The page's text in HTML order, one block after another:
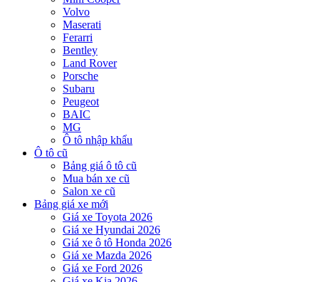
Volvo
Maserati
Ferarri
Bentley
Land Rover
Porsche
Subaru
Peugeot
BAIC
MG
Ô tô nhập khẩu
Ô tô cũ
Bảng giá ô tô cũ
Mua bán xe cũ
Salon xe cũ
Bảng giá xe mới
Giá xe Toyota 2026
Giá xe Hyundai 2026
Giá xe ô tô Honda 2026
Giá xe Mazda 2026
Giá xe Ford 2026